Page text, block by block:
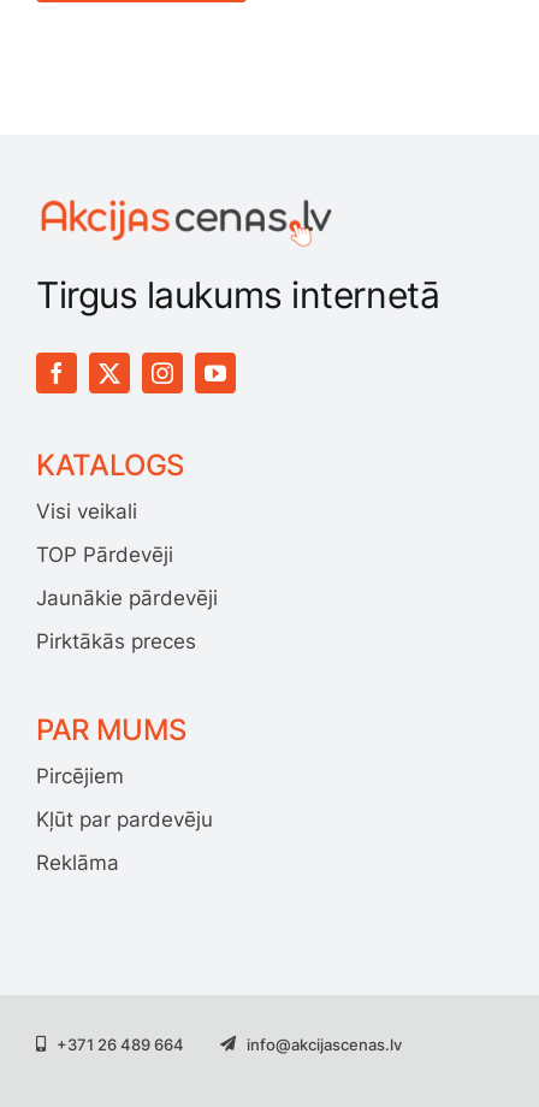
Tirgus laukums internetā
KATALOGS
Visi veikali
TOP Pārdevēji
Jaunākie pārdevēji
Pirktākās preces
PAR MUMS
Pircējiem
Kļūt par pardevēju
Reklāma
+371 26 489 664 info@akcijascenas.lv